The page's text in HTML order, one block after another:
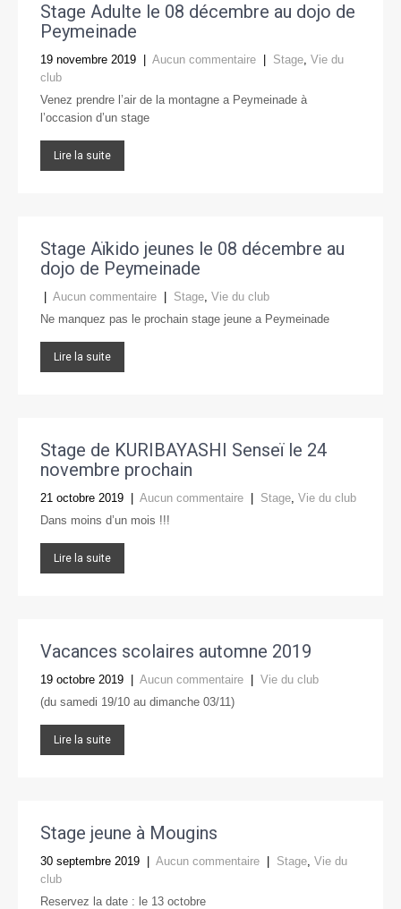
Stage Adulte le 08 décembre au dojo de
Peymeinade
19 novembre 2019 Aucun commentaire Stage, Vie du
club
Venez prendre l’air de la montagne a Peymeinade à
l’occasion d’un stage
Lire la suite
Stage Aïkido jeunes le 08 décembre au
dojo de Peymeinade
Aucun commentaire Stage, Vie du club
Ne manquez pas le prochain stage jeune a Peymeinade
Lire la suite
Stage de KURIBAYASHI Senseï le 24
novembre prochain
21 octobre 2019 Aucun commentaire Stage, Vie du club
Dans moins d’un mois !!!
Lire la suite
Vacances scolaires automne 2019
19 octobre 2019 Aucun commentaire
Vie du club
(du samedi 19/10 au dimanche 03/11)
Lire la suite
Stage jeune à Mougins
30 septembre 2019 Aucun commentaire Stage, Vie du
club
Reservez la date : le 13 octobre